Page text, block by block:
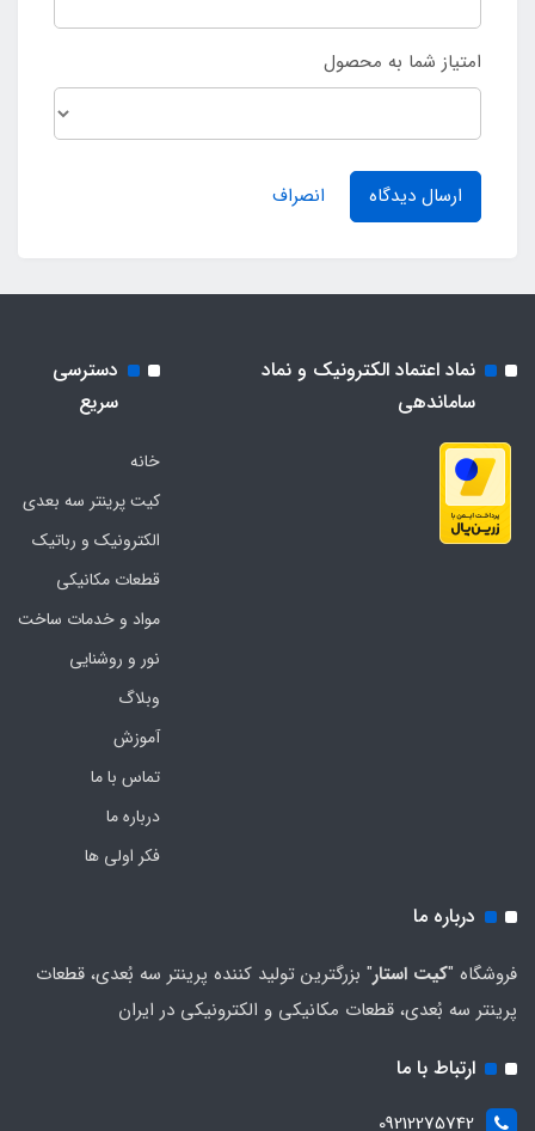
امتیاز شما به محصول
ارسال دیدگاه انصراف
نماد اعتماد الکترونیک و نماد
ساماندهی
دسترسی
سریع
خانه
کیت پرینتر سه بعدی
الکترونیک و رباتیک
قطعات مکانیکی
مواد و خدمات ساخت
نور و روشنایی
وبلاگ
آموزش
تماس با ما
درباره ما
فکر اولی ها
درباره ما
فروشگاه "کیت استار" بزرگترین تولید کننده پرینتر سه بُعدی، قطعات
پرینتر سه بُعدی، قطعات مکانیکی و الکترونیکی در ایران
ارتباط با ما
09212275742